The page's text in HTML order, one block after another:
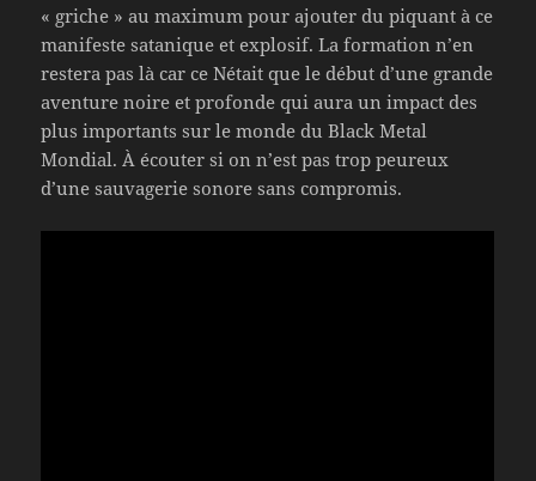
« griche » au maximum pour ajouter du piquant à ce
manifeste satanique et explosif. La formation n’en
restera pas là car ce Nétait que le début d’une grande
aventure noire et profonde qui aura un impact des
plus importants sur le monde du Black Metal
Mondial. À écouter si on n’est pas trop peureux
d’une sauvagerie sonore sans compromis.